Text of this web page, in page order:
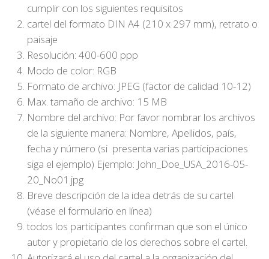
cumplir con los siguientes requisitos
cartel del formato DIN A4 (210 x 297 mm), retrato o
paisaje
Resolución: 400-600 ppp
Modo de color: RGB
Formato de archivo: JPEG (factor de calidad 10-12)
Max. tamaño de archivo: 15 MB
Nombre del archivo: Por favor nombrar los archivos
de la siguiente manera: Nombre, Apellidos, país,
fecha y número (si presenta varias participaciones
siga el ejemplo) Ejemplo: John_Doe_USA_2016-05-
20_No01.jpg
Breve descripción de la idea detrás de su cartel
(véase el formulario en línea)
todos los participantes confirman que son el único
autor y propietario de los derechos sobre el cartel.